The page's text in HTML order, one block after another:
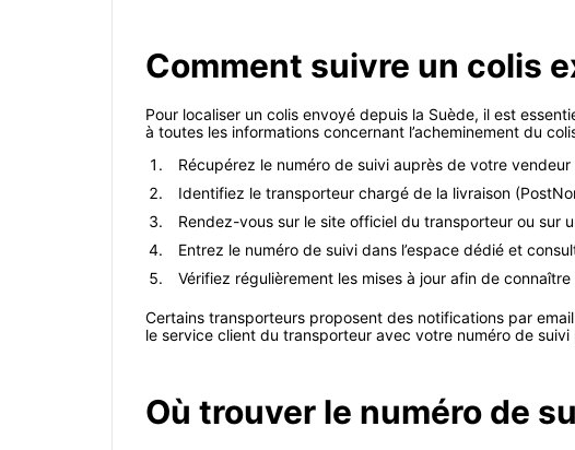
Comment suivre un colis
Pour localiser un colis envoyé depuis la Suède, il est
à toutes les informations concernant l’acheminement du
Récupérez le numéro de suivi auprès de votre
Identifiez le transporteur chargé de la livraison
Rendez-vous sur le site officiel du transporteur ou sur
Entrez le numéro de suivi dans l’espace dédié et
Vérifiez régulièrement les mises à jour afin de
Certains transporteurs proposent des notifications par
le service client du transporteur avec votre numéro de suivi
Où trouver le numéro de